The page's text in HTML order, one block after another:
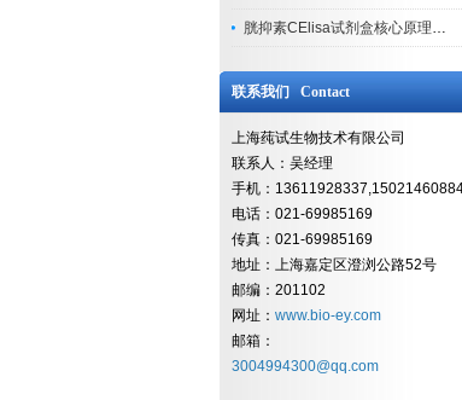
胱抑素CElisa试剂盒核心原理、产品特性与全流程操作规范详解
联系我们 Contact
上海莼试生物技术有限公司
联系人：吴经理
手机：
电话：021-69985169
传真：021-69985169
地址：上海嘉定区澄浏公路52号
邮编：201102
网址： www.bio-ey.com
邮箱：
3004994300@qq.com